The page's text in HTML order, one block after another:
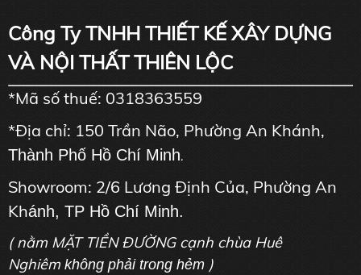
Công Ty TNHH THIẾT KẾ XÂY DỰNG
VÀ NỘI THẤT THIÊN LỘC
*Mã số thuế: 0318363559
*Địa chỉ: 150 Trần Não, Phường An Khánh,
Thành Phố Hồ Chí Minh.
Showroom: 2/6 Lương Định Của, Phường An
Khánh, TP Hồ Chí Minh.
( nằm MẶT TIỀN ĐƯỜNG cạnh chùa Huê
Nghiêm không phải trong hẻm )